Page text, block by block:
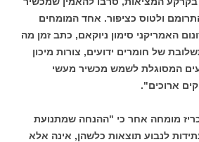
ולטוס כציפור. אחד המומחים
האמריקני סימון ניוקאם, כתב זמן מה
של חומרים ידועים, צורות מיכון
המסוגלת לשמש מכשיר מעשי
ארוכים".
מומחה אחר כי "ההנחה שמתנועת
לנבוע תוצאות כלשהן, אינה אלא